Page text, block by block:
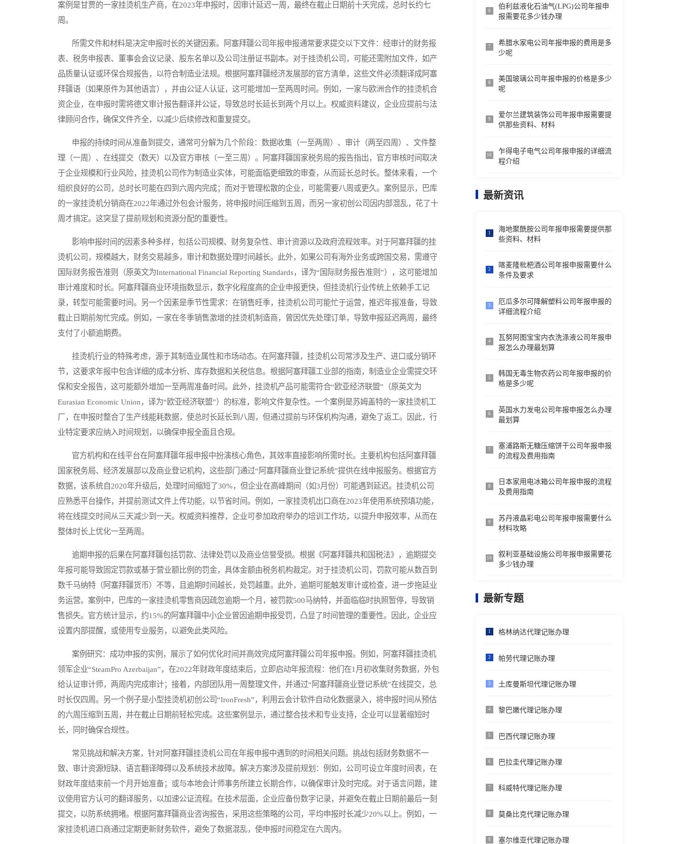
案例是甘贾的一家挂烫机生产商，在2023年申报时，因审计延迟一周，最终在截止日期前十天完成，总时长约七
周。
所需文件和材料是决定申报时长的关键因素。阿塞拜疆公司年报申报通常要求提交以下文件：经审计的财务报
表、税务申报表、董事会会议记录、股东名单以及公司注册证书副本。对于挂烫机公司，可能还需附加文件，如产
品质量认证或环保合规报告，以符合制造业法规。根据阿塞拜疆经济发展部的官方清单，这些文件必须翻译成阿塞
拜疆语（如果原件为其他语言），并由公证人认证，这可能增加一至两周时间。例如，一家与欧洲合作的挂烫机合
资企业，在申报时需将德文审计报告翻译并公证，导致总时长延长到两个月以上。权威资料建议，企业应提前与法
律顾问合作，确保文件齐全，以减少后续修改和重复提交。
申报的持续时间从准备到提交，通常可分解为几个阶段：数据收集（一至两周）、审计（两至四周）、文件整
理（一周）、在线提交（数天）以及官方审核（一至三周）。阿塞拜疆国家税务局的报告指出，官方审核时间取决
于企业规模和行业风险，挂烫机公司作为制造业实体，可能面临更细致的审查，从而延长总时长。整体来看，一个
组织良好的公司，总时长可能在四到六周内完成；而对于管理松散的企业，可能需要八周或更久。案例显示，巴库
的一家挂烫机分销商在2022年通过外包会计服务，将申报时间压缩到五周，而另一家初创公司因内部混乱，花了十
周才搞定。这突显了提前规划和资源分配的重要性。
影响申报时间的因素多种多样，包括公司规模、财务复杂性、审计资源以及政府流程效率。对于阿塞拜疆的挂
烫机公司，规模越大，财务交易越多，审计和数据处理时间越长。此外，如果公司有海外业务或跨国交易，需遵守
国际财务报告准则（原英文为International Financial Reporting Standards，译为“国际财务报告准则”），这可能增加
审计难度和时长。阿塞拜疆商业环境指数显示，数字化程度高的企业申报更快，但挂烫机行业传统上依赖手工记
录，转型可能需要时间。另一个因素是季节性需求：在销售旺季，挂烫机公司可能忙于运营，推迟年报准备，导致
截止日期前匆忙完成。例如，一家在冬季销售激增的挂烫机制造商，曾因优先处理订单，导致申报延迟两周，最终
支付了小额逾期费。
挂烫机行业的特殊考虑，源于其制造业属性和市场动态。在阿塞拜疆，挂烫机公司常涉及生产、进口或分销环
节，这要求年报中包含详细的成本分析、库存数据和关税信息。根据阿塞拜疆工业部的指南，制造业企业需提交环
保和安全报告，这可能额外增加一至两周准备时间。此外，挂烫机产品可能需符合“欧亚经济联盟”（原英文为
Eurasian Economic Union，译为“欧亚经济联盟”）的标准，影响文件复杂性。一个案例是苏姆盖特的一家挂烫机工
厂，在申报时整合了生产线能耗数据，使总时长延长到八周，但通过提前与环保机构沟通，避免了返工。因此，行
业特定要求应纳入时间规划，以确保申报全面且合规。
官方机构和在线平台在阿塞拜疆年报申报中扮演核心角色，其效率直接影响所需时长。主要机构包括阿塞拜疆
国家税务局、经济发展部以及商业登记机构，这些部门通过“阿塞拜疆商业登记系统”提供在线申报服务。根据官方
数据，该系统自2020年升级后，处理时间缩短了30%，但企业在高峰期间（如3月份）可能遇到延迟。挂烫机公司
应熟悉平台操作，并提前测试文件上传功能，以节省时间。例如，一家挂烫机出口商在2023年使用系统预填功能，
将在线提交时间从三天减少到一天。权威资料推荐，企业可参加政府举办的培训工作坊，以提升申报效率，从而在
整体时长上优化一至两周。
逾期申报的后果在阿塞拜疆包括罚款、法律处罚以及商业信誉受损。根据《阿塞拜疆共和国税法》，逾期提交
年报可能导致固定罚款或基于营业额比例的罚金，具体金额由税务机构裁定。对于挂烫机公司，罚款可能从数百到
数千马纳特（阿塞拜疆货币）不等，且逾期时间越长，处罚越重。此外，逾期可能触发审计或检查，进一步拖延业
务运营。案例中，巴库的一家挂烫机零售商因疏忽逾期一个月，被罚款500马纳特，并面临临时执照暂停，导致销
售损失。官方统计显示，约15%的阿塞拜疆中小企业曾因逾期申报受罚，凸显了时间管理的重要性。因此，企业应
设置内部提醒，或使用专业服务，以避免此类风险。
案例研究：成功申报的实例，展示了如何优化时间并高效完成阿塞拜疆公司年报申报。例如，阿塞拜疆挂烫机
领军企业“SteamPro Azerbaijan”，在2022年财政年度结束后，立即启动年报流程：他们在1月初收集财务数据，外包
给认证审计师，两周内完成审计；接着，内部团队用一周整理文件，并通过“阿塞拜疆商业登记系统”在线提交，总
时长仅四周。另一个例子是小型挂烫机初创公司“IronFresh”，利用云会计软件自动化数据录入，将申报时间从预估
的六周压缩到五周，并在截止日期前轻松完成。这些案例显示，通过整合技术和专业支持，企业可以显著缩短时
长，同时确保合规性。
常见挑战和解决方案，针对阿塞拜疆挂烫机公司在年报申报中遇到的时间相关问题。挑战包括财务数据不一
致、审计资源短缺、语言翻译障碍以及系统技术故障。解决方案涉及提前规划：例如，公司可设立年度时间表，在
财政年度结束前一个月开始准备；或与本地会计师事务所建立长期合作，以确保审计及时完成。对于语言问题，建
议使用官方认可的翻译服务，以加速公证流程。在技术层面，企业应备份数字记录，并避免在截止日期前最后一刻
提交，以防系统拥堵。根据阿塞拜疆商业咨询报告，采用这些策略的公司，平均申报时长减少20%以上。例如，一
家挂烫机进口商通过定期更新财务软件，避免了数据混乱，使申报时间稳定在六周内。
6
伯利兹液化石油气(LPG)公司年报申
报需要花多少钱办理
7
希腊水家电公司年报申报的费用是多
少呢
8
美国玻璃公司年报申报的价格是多少
呢
9
爱尔兰建筑装饰公司年报申报需要提
供那些资料、材料
10
乍得电子电气公司年报申报的详细流
程介绍
最新资讯
1
海地聚酰胺公司年报申报需要提供那
些资料、材料
2
喀麦隆枇杷酒公司年报申报需要什么
条件及要求
3
厄瓜多尔可降解塑料公司年报申报的
详细流程介绍
4
瓦努阿图宝宝内衣洗涤液公司年报申
报怎么办理最划算
5
韩国无毒生物农药公司年报申报的价
格是多少呢
6
英国水力发电公司年报申报怎么办理
最划算
7
塞浦路斯无糖压缩饼干公司年报申报
的流程及费用指南
8
日本家用电冰箱公司年报申报的流程
及费用指南
9
苏丹液晶彩电公司年报申报需要什么
材料攻略
10
叙利亚基础设施公司年报申报需要花
多少钱办理
最新专题
1 格林纳达代理记账办理
2 帕劳代理记账办理
3 土库曼斯坦代理记账办理
4 黎巴嫩代理记账办理
5 巴西代理记账办理
6 巴拉圭代理记账办理
7 科威特代理记账办理
8 莫桑比克代理记账办理
9 塞尔维亚代理记账办理